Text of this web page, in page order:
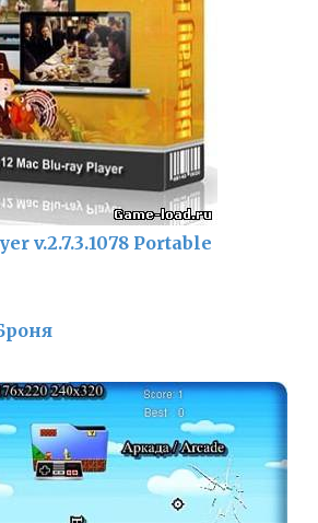
v.2.7.3.1078 Portable